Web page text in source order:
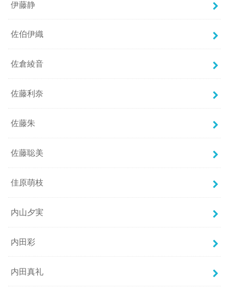
伊藤静
佐伯伊織
佐倉綾音
佐藤利奈
佐藤朱
佐藤聡美
佳原萌枝
内山夕実
内田彩
内田真礼